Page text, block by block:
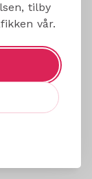
tilby
vår.